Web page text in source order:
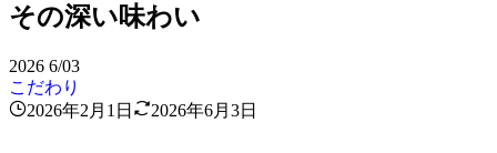
その深い味わい
2026 6/03
こだわり
2026年2月1日
2026年6月3日